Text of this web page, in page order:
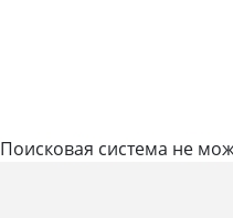
Поисковая система не